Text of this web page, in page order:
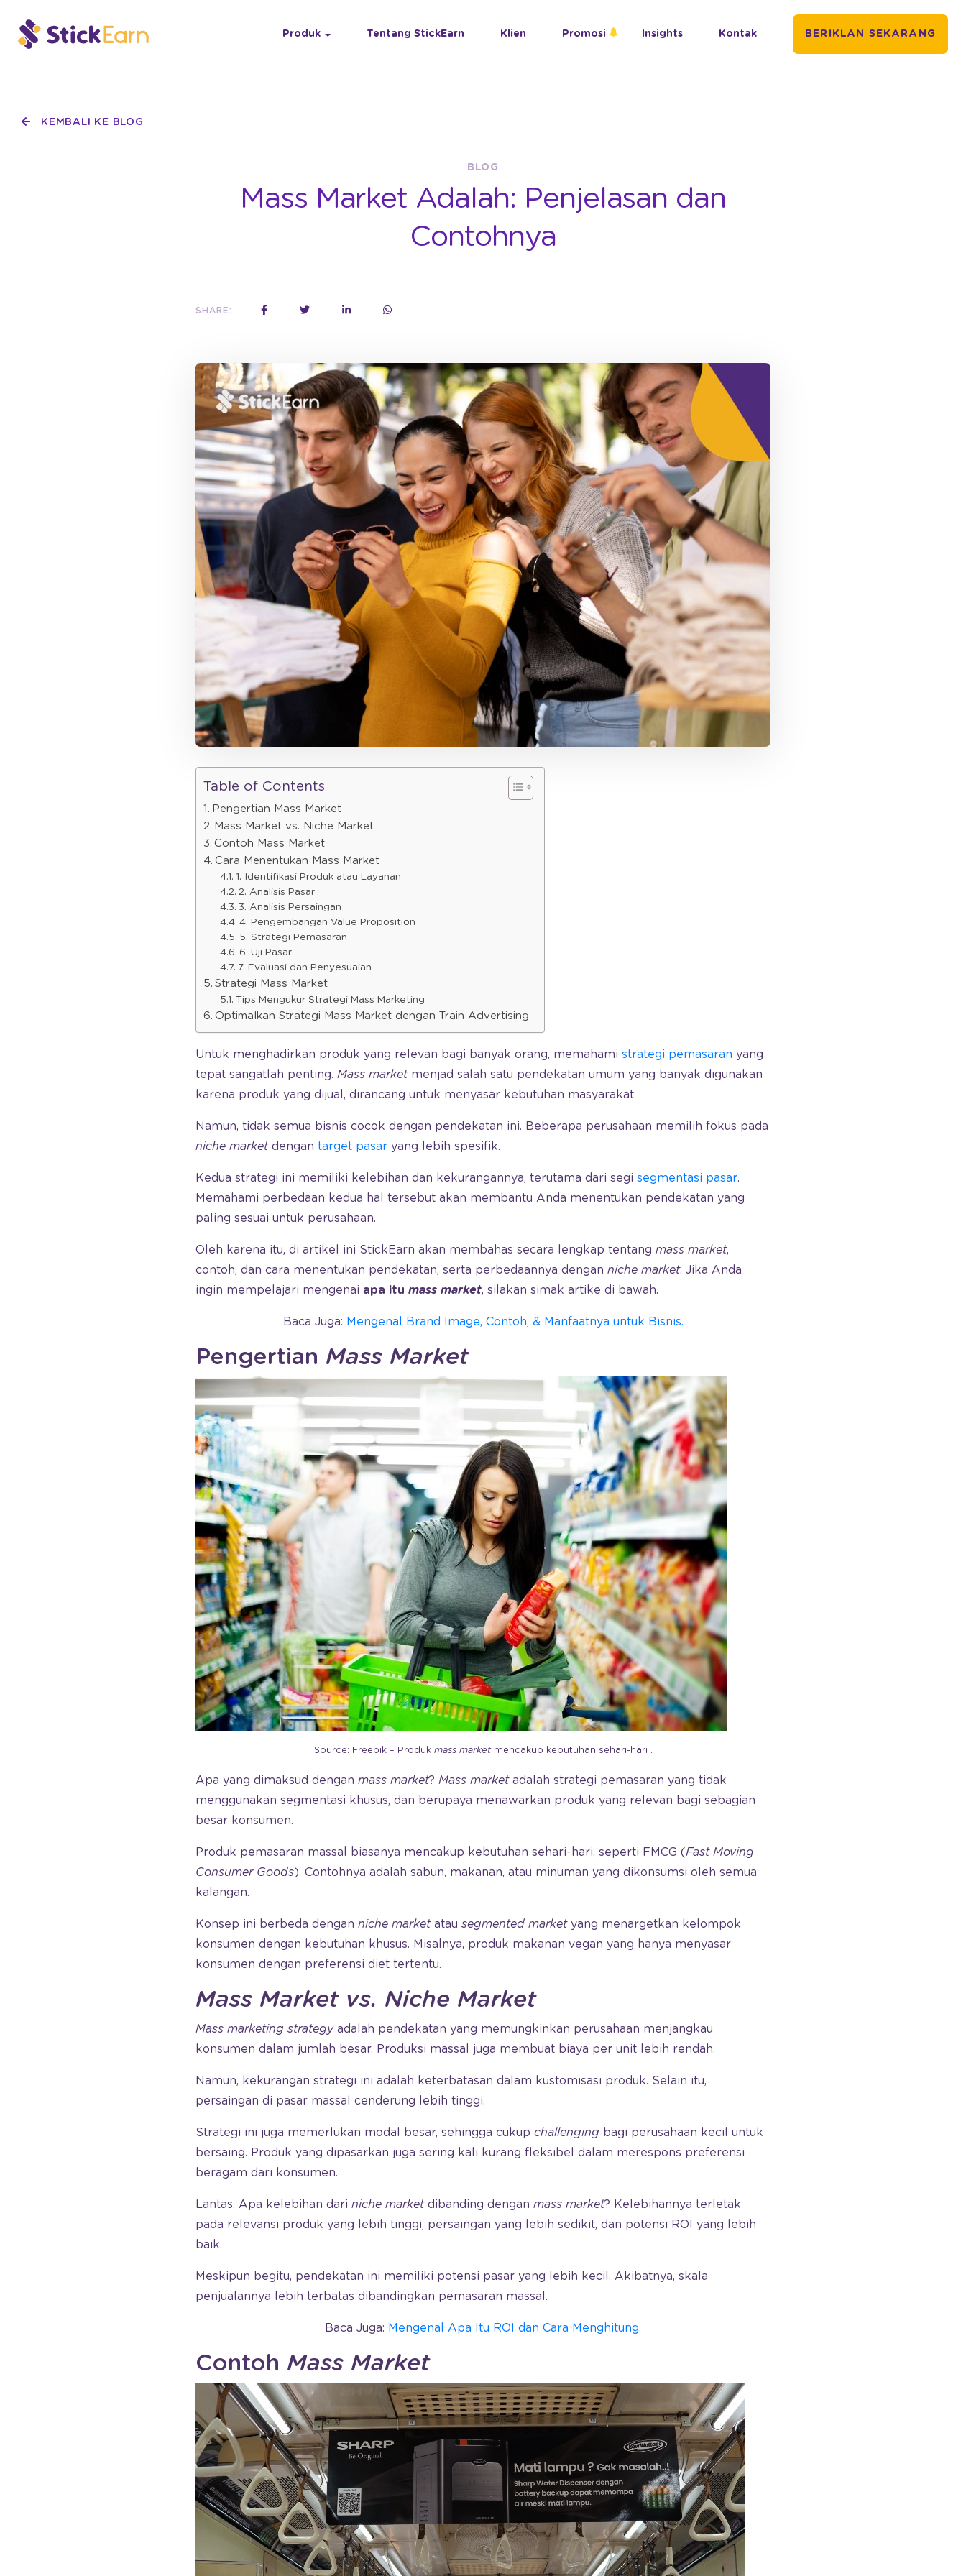
Produk Tentang StickEarn Klien Promosi Insights Kontak BERIKLAN SEKARANG
KEMBALI KE BLOG
BLOG
Mass Market Adalah: Penjelasan dan
Contohnya
SHARE:
Table of Contents
Pengertian Mass Market
Mass Market vs. Niche Market
Contoh Mass Market
Cara Menentukan Mass Market
1. Identifikasi Produk atau Layanan
2. Analisis Pasar
3. Analisis Persaingan
4. Pengembangan Value Proposition
5. Strategi Pemasaran
6. Uji Pasar
7. Evaluasi dan Penyesuaian
Strategi Mass Market
Tips Mengukur Strategi Mass Marketing
Optimalkan Strategi Mass Market dengan Train Advertising
Untuk menghadirkan produk yang relevan bagi banyak orang, memahami strategi pemasaran yang
tepat sangatlah penting. Mass marketmenjad salah satu pendekatan umum yang banyak digunakan
karena produk yang dijual, dirancang untuk menyasar kebutuhan masyarakat.
Namun, tidak semua bisnis cocok dengan pendekatan ini. Beberapa perusahaan memilih fokus pada
niche marketdengan target pasar yang lebih spesifik.
Kedua strategi ini memiliki kelebihan dan kekurangannya, terutama dari segi segmentasi pasar.
Memahami perbedaan kedua hal tersebut akan membantu Anda menentukan pendekatan yang
paling sesuai untuk perusahaan.
Oleh karena itu, di artikel ini StickEarn akan membahas secara lengkap tentang mass market,
contoh, dan cara menentukan pendekatan, serta perbedaannya dengan niche market. Jika Anda
ingin mempelajari mengenai apa itu mass market, silakan simak artike di bawah.
Baca Juga: Mengenal Brand Image, Contoh, & Manfaatnya untuk Bisnis.
Pengertian Mass Market
Source: Freepik – Produk mass marketmencakup kebutuhan sehari-hari .
Apa yang dimaksud dengan mass market? Mass marketadalah strategi pemasaran yang tidak
menggunakan segmentasi khusus, dan berupaya menawarkan produk yang relevan bagi sebagian
besar konsumen.
Produk pemasaran massal biasanya mencakup kebutuhan sehari-hari, seperti FMCG (Fast Moving
Consumer Goods). Contohnya adalah sabun, makanan, atau minuman yang dikonsumsi oleh semua
kalangan.
Konsep ini berbeda dengan niche marketatau segmented marketyang menargetkan kelompok
konsumen dengan kebutuhan khusus. Misalnya, produk makanan vegan yang hanya menyasar
konsumen dengan preferensi diet tertentu.
Mass Market vs. Niche Market
Mass marketing strategyadalah pendekatan yang memungkinkan perusahaan menjangkau
konsumen dalam jumlah besar. Produksi massal juga membuat biaya per unit lebih rendah.
Namun, kekurangan strategi ini adalah keterbatasan dalam kustomisasi produk. Selain itu,
persaingan di pasar massal cenderung lebih tinggi.
Strategi ini juga memerlukan modal besar, sehingga cukup challenging bagi perusahaan kecil untuk
bersaing. Produk yang dipasarkan juga sering kali kurang fleksibel dalam merespons preferensi
beragam dari konsumen.
Lantas, Apa kelebihan dari niche marketdibanding dengan mass market? Kelebihannya terletak
pada relevansi produk yang lebih tinggi, persaingan yang lebih sedikit, dan potensi ROI yang lebih
baik.
Meskipun begitu, pendekatan ini memiliki potensi pasar yang lebih kecil. Akibatnya, skala
penjualannya lebih terbatas dibandingkan pemasaran massal.
Baca Juga: Mengenal Apa Itu ROI dan Cara Menghitung.
Contoh Mass Market